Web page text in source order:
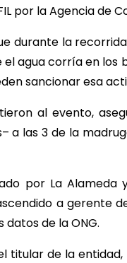
por la Agencia de
durante la
el agua corría en
sancionar esa
al evento,
a las 3 de la
por La Alameda
a gerente
de la ONG.
titular de la